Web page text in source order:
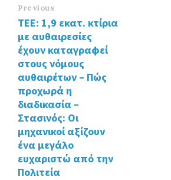
o
o
k
dI
n
Previous
ΤΕΕ: 1,9 εκατ. κτίρια
με αυθαιρεσίες
έχουν καταγραφεί
στους νόμους
αυθαιρέτων – Πώς
προχωρά η
διαδικασία –
Στασινός: Οι
μηχανικοί αξίζουν
ένα μεγάλο
ευχαριστώ από την
Πολιτεία